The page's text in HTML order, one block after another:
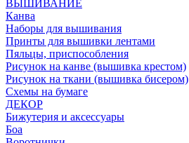
ВЫШИВАНИЕ
Канва
Наборы для вышивания
Принты для вышивки лентами
Пяльцы, приспособления
Рисунок на канве (вышивка крестом)
Рисунок на ткани (вышивка бисером)
Схемы на бумаге
ДЕКОР
Бижутерия и аксессуары
Боа